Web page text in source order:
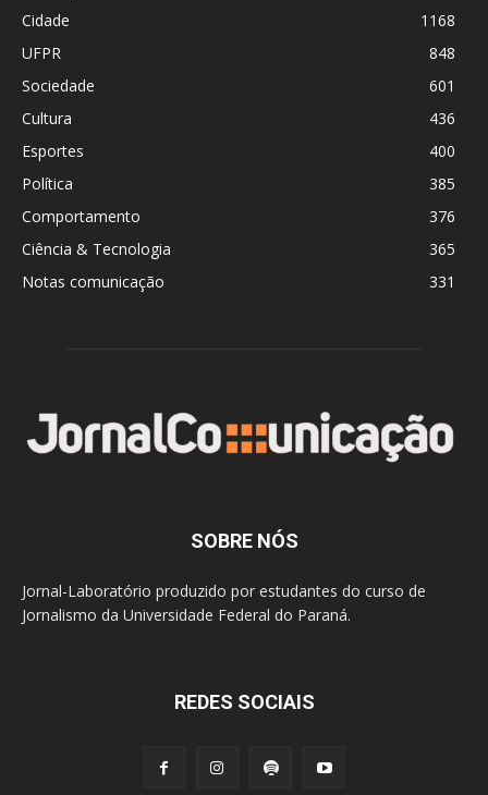
Cidade
1168
UFPR
848
Sociedade
601
Cultura
436
Esportes
400
Política
385
Comportamento
376
Ciência & Tecnologia
365
Notas comunicação
331
SOBRE NÓS
Jornal-Laboratório produzido por estudantes do curso de
Jornalismo da Universidade Federal do Paraná.
REDES SOCIAIS